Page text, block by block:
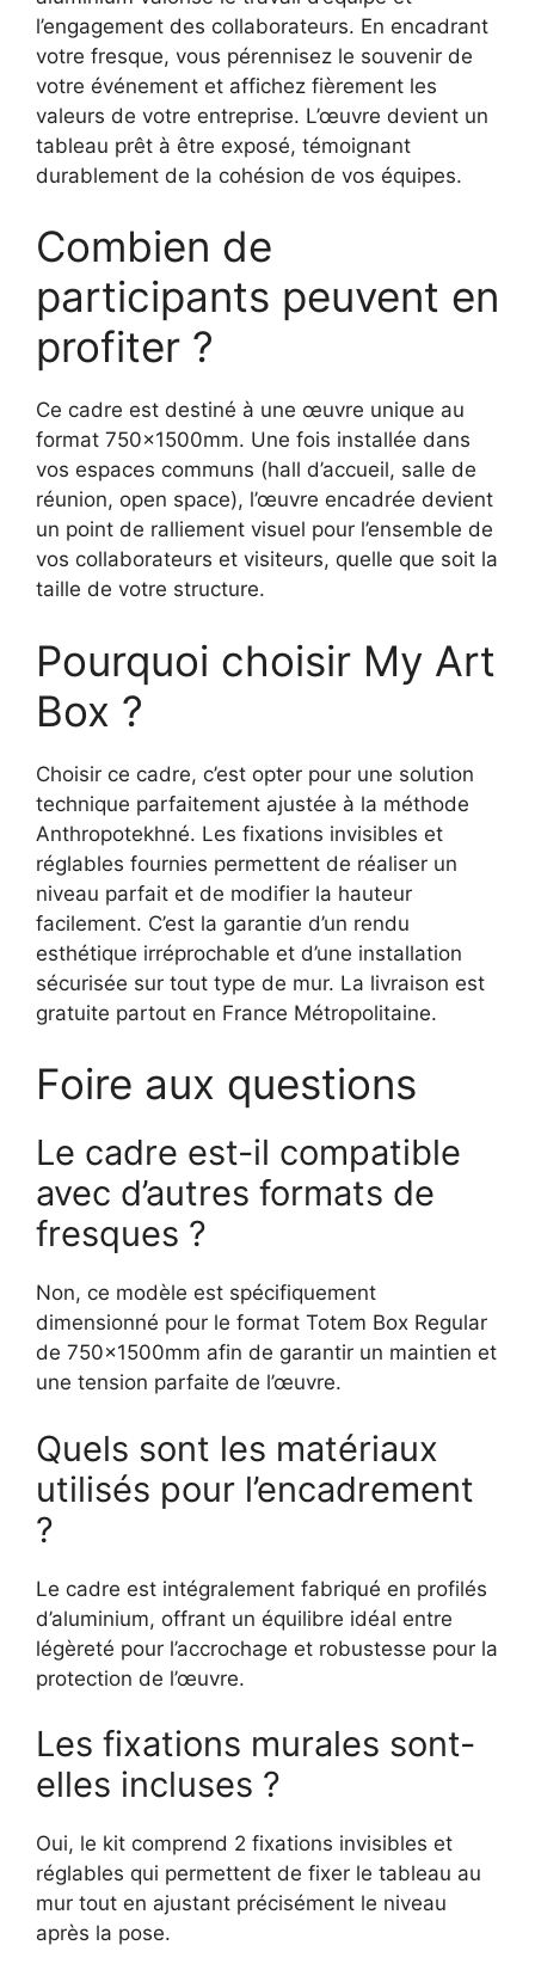
l’engagement des collaborateurs. En encadrant
votre fresque, vous pérennisez le souvenir de
votre événement et affichez fièrement les
valeurs de votre entreprise. L’œuvre devient un
tableau prêt à être exposé, témoignant
durablement de la cohésion de vos équipes.
Combien de
participants peuvent en
profiter ?
Ce cadre est destiné à une œuvre unique au
format 750x1500mm. Une fois installée dans
vos espaces communs (hall d’accueil, salle de
réunion, open space), l’œuvre encadrée devient
un point de ralliement visuel pour l’ensemble de
vos collaborateurs et visiteurs, quelle que soit la
taille de votre structure.
Pourquoi choisir My Art
Box ?
Choisir ce cadre, c’est opter pour une solution
technique parfaitement ajustée à la méthode
Anthropotekhné. Les fixations invisibles et
réglables fournies permettent de réaliser un
niveau parfait et de modifier la hauteur
facilement. C’est la garantie d’un rendu
esthétique irréprochable et d’une installation
sécurisée sur tout type de mur. La livraison est
gratuite partout en France Métropolitaine.
Foire aux questions
Le cadre est-il compatible
avec d’autres formats de
fresques ?
Non, ce modèle est spécifiquement
dimensionné pour le format Totem Box Regular
de 750x1500mm afin de garantir un maintien et
une tension parfaite de l’œuvre.
Quels sont les matériaux
utilisés pour l’encadrement
?
Le cadre est intégralement fabriqué en profilés
d’aluminium, offrant un équilibre idéal entre
légèreté pour l’accrochage et robustesse pour la
protection de l’œuvre.
Les fixations murales sont-
elles incluses ?
Oui, le kit comprend 2 fixations invisibles et
réglables qui permettent de fixer le tableau au
mur tout en ajustant précisément le niveau
après la pose.